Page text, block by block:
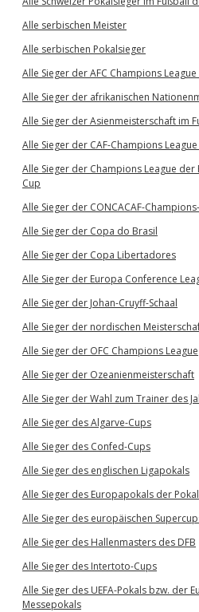
Alle serbischen Meister
Alle serbischen Pokalsieger
Alle Sieger der AFC Champions League
Alle Sieger der afrikanischen
Alle Sieger der Asienmeisterschaft im
Alle Sieger der CAF-Champions
Alle Sieger der Champions League der
Cup
Alle Sieger der CONCACAF-
Alle Sieger der Copa do Brasil
Alle Sieger der Copa Libertadores
Alle Sieger der Europa Conference
Alle Sieger der Johan-Cruyff-Schaal
Alle Sieger der nordischen
Alle Sieger der OFC Champions League
Alle Sieger der Ozeanienmeisterschaft
Alle Sieger der Wahl zum Trainer des
Alle Sieger des Algarve-Cups
Alle Sieger des Confed-Cups
Alle Sieger des englischen Ligapokals
Alle Sieger des Europapokals der
Alle Sieger des europäischen
Alle Sieger des Hallenmasters des DFB
Alle Sieger des Intertoto-Cups
Alle Sieger des UEFA-Pokals bzw. der
Messepokals